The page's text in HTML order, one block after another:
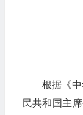
根据《
民共和国主